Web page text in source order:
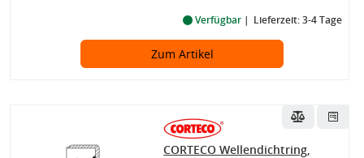
Verfügbar Lieferzeit: 3-4 Tage
Zum Artikel
CORTECO Wellendichtring,